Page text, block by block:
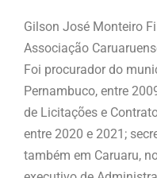
Gilson José Monteiro
Associação
Foi procurador do
Pernambuco, entre
de Licitações e
entre 2020 e 2021;
também em Caruaru,